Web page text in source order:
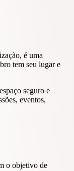
é uma
tem seu lugar e
seguro e
eventos,
o objetivo de